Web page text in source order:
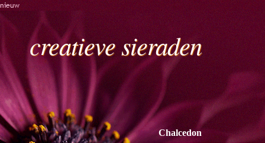
nieuw
creatieve sieraden
Chalcedon